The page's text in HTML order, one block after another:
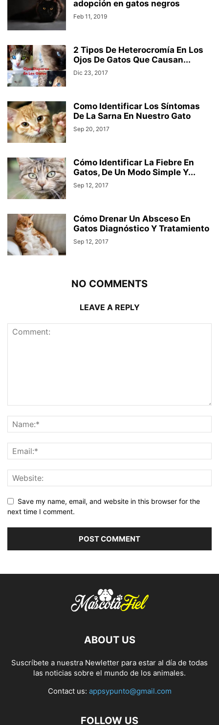
adopción en gatos negros
Feb 11, 2019
2 Tipos De Heterocromía En Los
Ojos De Gatos Que Causan...
Dic 23, 2017
Como Identificar Los Síntomas
De La Sarna En Nuestro Gato
Sep 20, 2017
Cómo Identificar La Fiebre En
Gatos, De Un Modo Simple Y...
Sep 12, 2017
Cómo Drenar Un Absceso En
Gatos Diagnóstico Y Tratamiento
Sep 12, 2017
NO COMMENTS
LEAVE A REPLY
Save my name, email, and website in this browser for the
next time I comment.
ABOUT US
Suscríbete a nuestra Newletter para estar al día de todas
las noticias sobre el mundo de los animales.
Contact us: appsypunto@gmail.com
FOLLOW US